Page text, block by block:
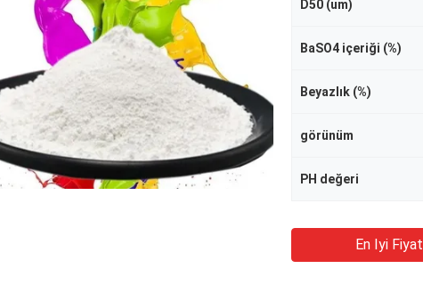
D50 (um)
BaSO4 içeriği (%)
Beyazlık (%)
görünüm
PH değeri
En Iyi Fiyat